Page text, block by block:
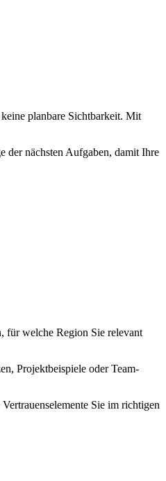
planbare Sichtbarkeit. Mit
der nächsten Aufgaben, damit Ihre
für welche Region Sie relevant
Projektbeispiele oder Team-
Sie im richtigen